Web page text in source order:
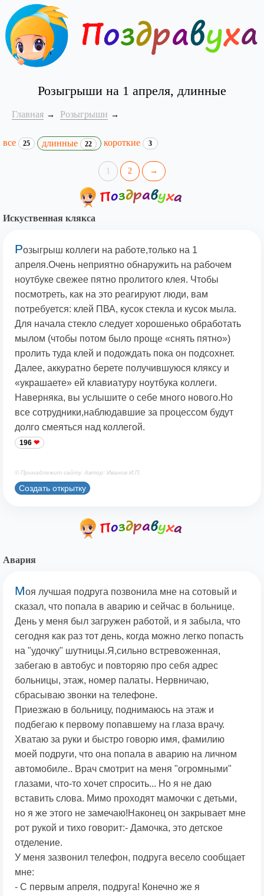
Розыгрыши на 1 апреля, длинные
Главная Розыгрыши
все 25 длинные 22 короткие 3
1 2 →
Искуственная клякса
Розыгрыш коллеги на работе,только на 1
апреля.Очень неприятно обнаружить на рабочем
ноутбуке свежее пятно пролитого клея. Чтобы
посмотреть, как на это реагируют люди, вам
потребуется: клей ПВА, кусок стекла и кусок мыла.
Для начала стекло следует хорошенько обработать
мылом (чтобы потом было проще «снять пятно»)
пролить туда клей и подождать пока он подсохнет.
Далее, аккуратно берете получившуюся кляксу и
«украшаете» ей клавиатуру ноутбука коллеги.
Наверняка, вы услышите о себе много нового.Но
все сотрудники,наблюдавшие за процессом будут
долго смеяться над коллегой.
196
© Принадлежит сайту. Автор: Иванов И.П.
Создать открытку
Авария
Моя лучшая подруга позвонила мне на сотовый и
сказал, что попала в аварию и сейчас в больнице.
День у меня был загружен работой, и я забыла, что
сегодня как раз тот день, когда можно легко попасть
на "удочку" шутницы.Я,сильно встревоженная,
забегаю в автобус и повторяю про себя адрес
больницы, этаж, номер палаты. Нервничаю,
сбрасываю звонки на телефоне.
Приезжаю в больницу, поднимаюсь на этаж и
подбегаю к первому попавшему на глаза врачу.
Хватаю за руки и быстро говорю имя, фамилию
моей подруги, что она попала в аварию на личном
автомобиле.. Врач смотрит на меня "огромными"
глазами, что-то хочет спросить... Но я не даю
вставить слова. Мимо проходят мамочки с детьми,
но я же этого не замечаю!Наконец он закрывает мне
рот рукой и тихо говорит:- Дамочка, это детское
отделение.
У меня зазвонил телефон, подруга весело сообщает
мне:
- С первым апреля, подруга! Конечно же я